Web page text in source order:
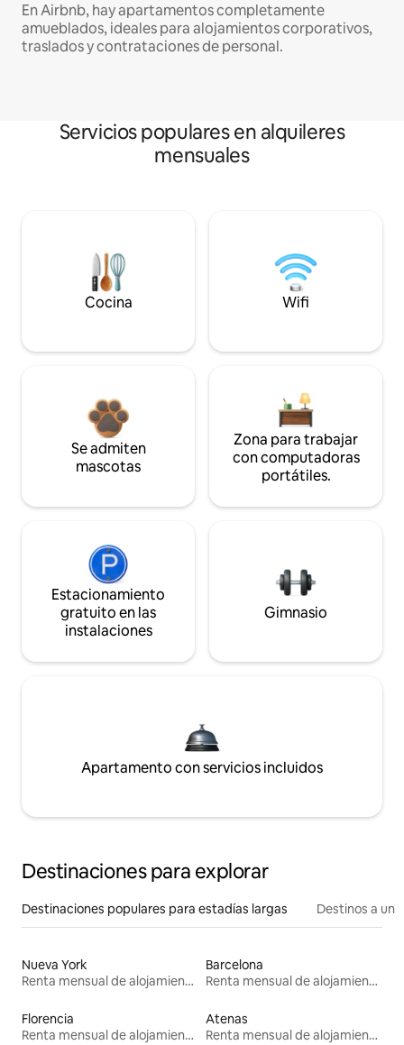
En Airbnb, hay apartamentos completamente
amueblados, ideales para alojamientos corporativos,
traslados y contrataciones de personal.
Servicios populares en alquileres
mensuales
Cocina Wifi
Se admiten
mascotas
Zona para trabajar
con computadoras
portátiles.
Estacionamiento
gratuito en las
instalaciones
Gimnasio
Apartamento con servicios incluidos
Destinaciones para explorar
Destinaciones populares para estadías largas Destinos a un
Nueva York
Renta mensual de alojamientos
Barcelona
Renta mensual de alojamientos
Florencia
Renta mensual de alojamientos
Atenas
Renta mensual de alojamientos